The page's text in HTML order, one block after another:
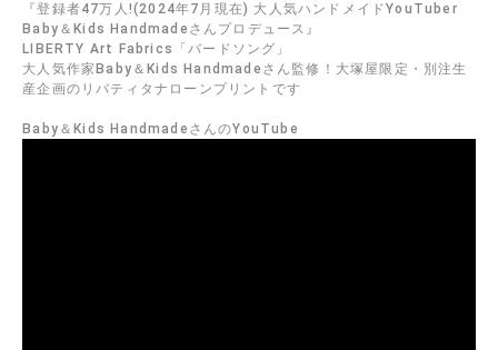
『登録者47万人!(2024年7月現在) 大人気ハンドメイドYouTuber
Baby＆Kids Handmadeさんプロデュース』
LIBERTY Art Fabrics「バードソング」
大人気作家Baby＆Kids Handmadeさん監修！大塚屋限定・別注生
産企画のリバティタナローンプリントです
Baby＆Kids HandmadeさんのYouTube